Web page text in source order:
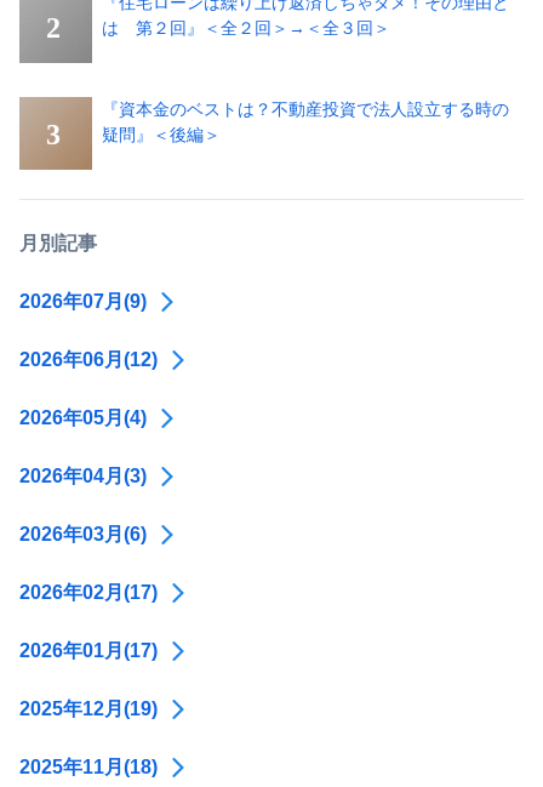
は 第２回』＜全２回＞→＜全３回＞
『資本金のベストは？不動産投資で法人設立する時の
疑問』＜後編＞
月別記事
2026年07月(9)
2026年06月(12)
2026年05月(4)
2026年04月(3)
2026年03月(6)
2026年02月(17)
2026年01月(17)
2025年12月(19)
2025年11月(18)